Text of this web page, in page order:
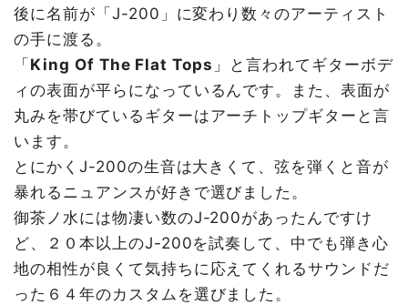
後に名前が「J-200」に変わり数々のアーティスト
の手に渡る。
「 King Of The Flat Tops 」と言われてギターボデ
ィの表面が平らになっているんです。また、表面が
丸みを帯びているギターはアーチトップギターと言
います。
とにかくJ-200の生音は大きくて、弦を弾くと音が
暴れるニュアンスが好きで選びました。
御茶ノ水には物凄い数のJ-200があったんですけ
ど、２０本以上のJ-200を試奏して、中でも弾き心
地の相性が良くて気持ちに応えてくれるサウンドだ
った６４年のカスタムを選びました。